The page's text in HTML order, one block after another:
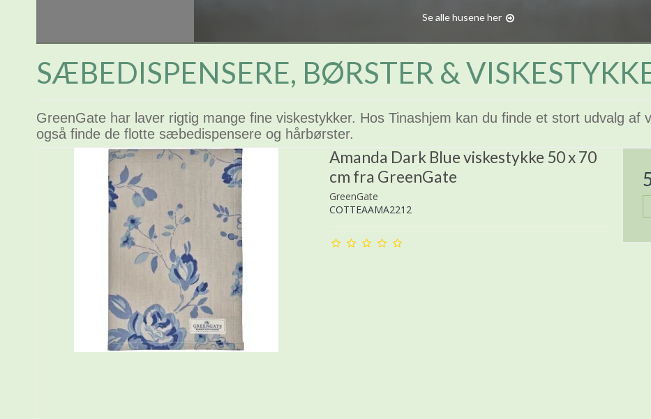
Se alle husene her
SÆBEDISPENSERE, BØRSTER &
GreenGate har laver rigtig mange fine viskestykker. Hos Tinashjem kan du finde et stort udvalg af
også finde de flotte sæbedispensere og hårbørster.
Amanda Dark Blue viskestykke 50 x 70
cm fra GreenGate
GreenGate
COTTEAAMA2212